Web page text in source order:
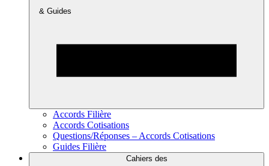
& Guides
Accords Filière
Accords Cotisations
Questions/Réponses – Accords Cotisations
Guides Filière
Cahiers des